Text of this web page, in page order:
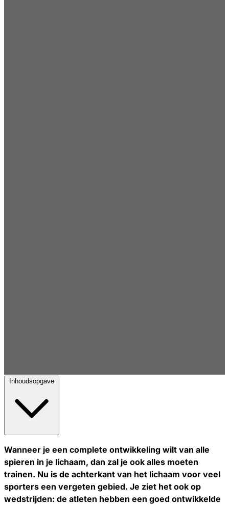
Inhoudsopgave
Wanneer je een complete ontwikkeling wilt van alle
spieren in je lichaam, dan zal je ook alles moeten
trainen. Nu is de achterkant van het lichaam voor veel
sporters een vergeten gebied. Je ziet het ook op
wedstrijden: de atleten hebben een goed ontwikkelde